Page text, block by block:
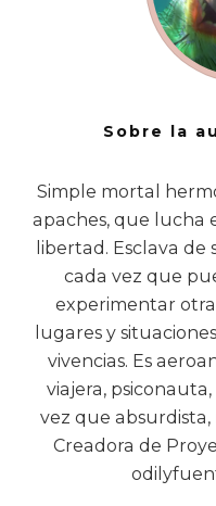
Sobre la
Simple mortal
apaches, que lucha
libertad. Esclava de
cada vez que
experimentar
lugares y
vivencias. Es
viajera,
vez que
Creadora de